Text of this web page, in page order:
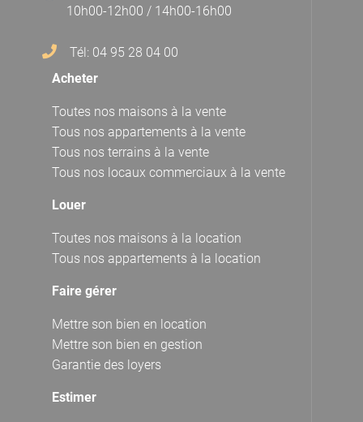
10h00-12h00 / 14h00-16h00
Tél: 04 95 28 04 00
Acheter
Toutes nos maisons à la vente
Tous nos appartements à la vente
Tous nos terrains à la vente
Tous nos locaux commerciaux à la vente
Louer
Toutes nos maisons à la location
Tous nos appartements à la location
Faire gérer
Mettre son bien en location
Mettre son bien en gestion
Garantie des loyers
Estimer